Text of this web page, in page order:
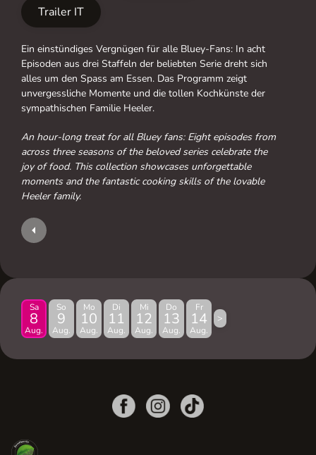
Trailer IT
Ein einstündiges Vergnügen für alle Bluey-Fans: In acht
Episoden aus drei Staffeln der beliebten Serie dreht sich
alles um den Spass am Essen. Das Programm zeigt
unvergessliche Momente und die tollen Kochkünste der
sympathischen Familie Heeler.
An hour-long treat for all Bluey fans: Eight episodes from
across three seasons of the beloved series celebrate the
joy of food. This collection showcases unforgettable
moments and the fantastic cooking skills of the lovable
Heeler family.
Sa
8
Aug.
So
9
Aug.
Mo
10
Aug.
Di
11
Aug.
Mi
12
Aug.
Do
13
Aug.
Fr
14
Aug.
>